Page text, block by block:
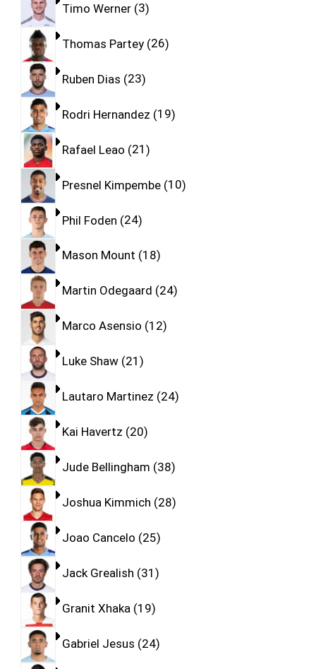
Timo Werner 3
Thomas Partey 26
Ruben Dias 23
Rodri Hernandez 19
Rafael Leao 21
Presnel Kimpembe 10
Phil Foden 24
Mason Mount 18
Martin Odegaard 24
Marco Asensio 12
Luke Shaw 21
Lautaro Martinez 24
Kai Havertz 20
Jude Bellingham 38
Joshua Kimmich 28
Joao Cancelo 25
Jack Grealish 31
Granit Xhaka 19
Gabriel Jesus 24